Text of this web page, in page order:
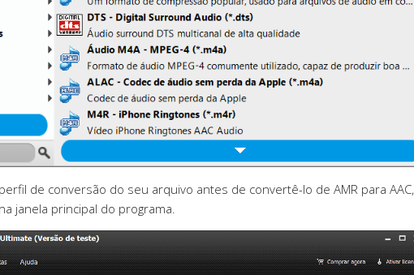
de conversão do seu arquivo antes de convertê-lo de AMR para AAC,
janela principal do programa.